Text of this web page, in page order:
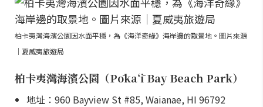
柏卡夷灣海濱公園因水面平穩，為《海洋奇緣》海岸邊的取景地。圖片來源
｜夏威夷旅遊局
柏卡夷灣海濱公園（Pōkaʻī Bay Beach Park）
地址：960 Bayview St #85, Waianae, HI 96792